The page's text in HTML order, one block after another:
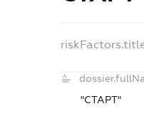
"СТАРТ"